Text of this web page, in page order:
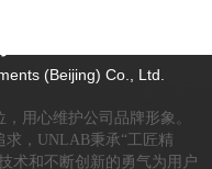
(Beijing) Co., Ltd.
用心维护公司品牌形象。
，UNLAB秉承“工匠精
术和不断创新的勇气为用户